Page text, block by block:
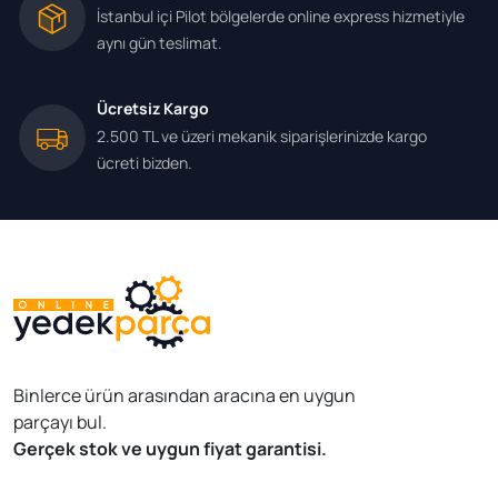
İstanbul içi Pilot bölgelerde online express hizmetiyle
aynı gün teslimat.
Ücretsiz Kargo
2.500 TL ve üzeri mekanik siparişlerinizde kargo
ücreti bizden.
Binlerce ürün arasından aracına en uygun
parçayı bul.
Gerçek stok ve uygun fiyat garantisi.